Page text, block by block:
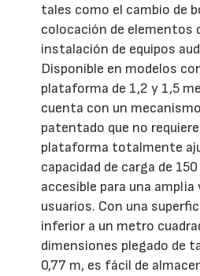
tales como el cambio de
colocación de elementos
instalación de equipos
Disponible en modelos
plataforma de 1,2 y 1,5
cuenta con un
patentado que no
plataforma totalmente
capacidad de carga de
accesible para una amplia
usuarios. Con una
inferior a un metro
dimensiones plegado de
0,77 m, es fácil de